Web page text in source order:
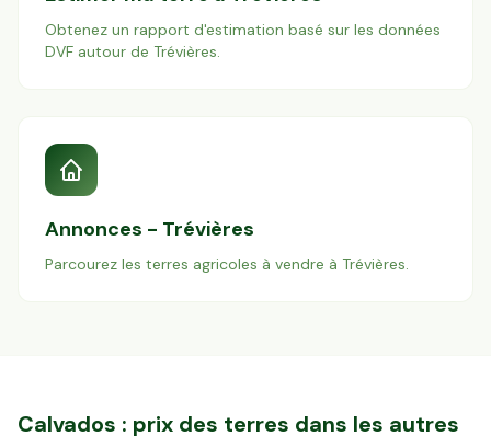
Obtenez un rapport d'estimation basé sur les données
DVF autour de Trévières.
Annonces - Trévières
Parcourez les terres agricoles à vendre à Trévières.
Calvados : prix des terres dans les autres